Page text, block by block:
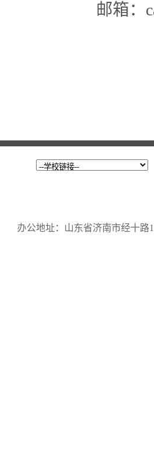
邮箱：
办公地址：山东省济南市经十路